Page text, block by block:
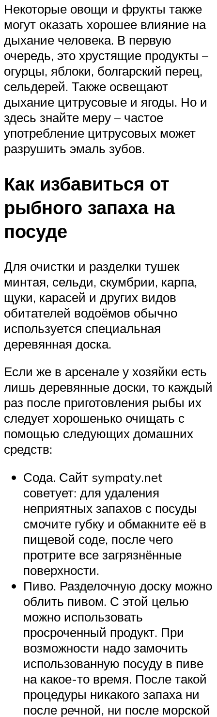
Некоторые овощи и фрукты также
могут оказать хорошее влияние на
дыхание человека. В первую
очередь, это хрустящие продукты –
огурцы, яблоки, болгарский перец,
сельдерей. Также освещают
дыхание цитрусовые и ягоды. Но и
здесь знайте меру – частое
употребление цитрусовых может
разрушить эмаль зубов.
Как избавиться от
рыбного запаха на
посуде
Для очистки и разделки тушек
минтая, сельди, скумбрии, карпа,
щуки, карасей и других видов
обитателей водоёмов обычно
используется специальная
деревянная доска.
Если же в арсенале у хозяйки есть
лишь деревянные доски, то каждый
раз после приготовления рыбы их
следует хорошенько очищать с
помощью следующих домашних
средств:
Сода. Сайт sympaty.net
советует: для удаления
неприятных запахов с посуды
смочите губку и обмакните её в
пищевой соде, после чего
протрите все загрязнённые
поверхности.
Пиво. Разделочную доску можно
облить пивом. С этой целью
можно использовать
просроченный продукт. При
возможности надо замочить
использованную посуду в пиве
на какое-то время. После такой
процедуры никакого запаха ни
после речной, ни после морской